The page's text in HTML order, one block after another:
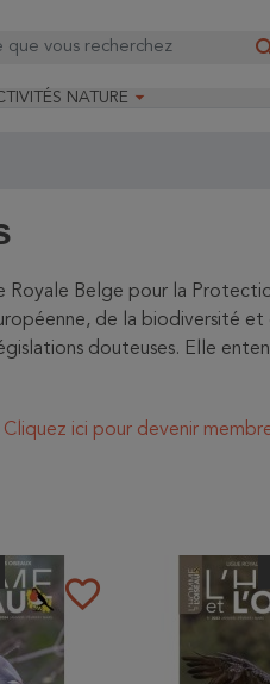
NATURE 
Royale Belge pour la
de la biodiversité
douteuses. Elle
Cliquez ici pour devenir
favorite_border